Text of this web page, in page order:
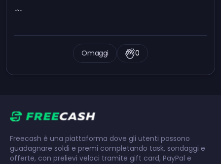
```
Omaggi 0
Freecash è una piattaforma dove gli utenti possono
guadagnare soldi e premi completando task, sondaggi e
offerte, con prelievi veloci tramite gift card, PayPal e